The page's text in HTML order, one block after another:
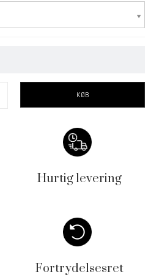
KØB
Hurtig levering
Fortrydelsesret